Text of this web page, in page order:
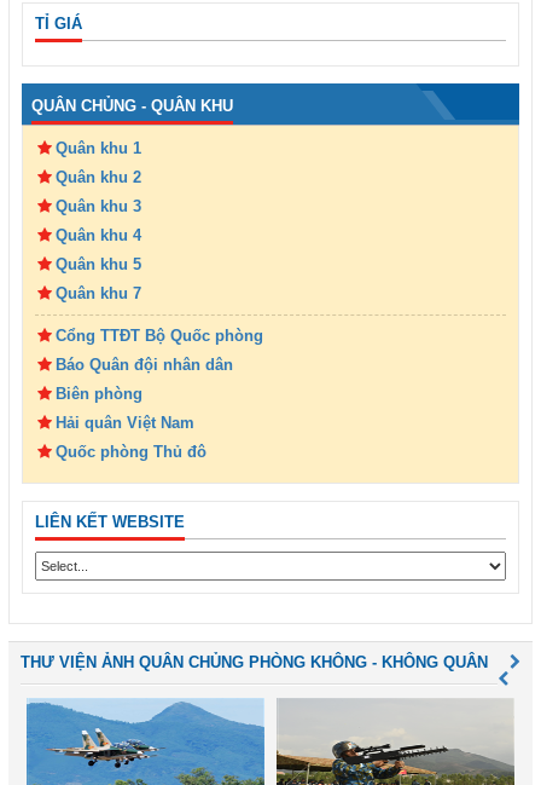
TỈ GIÁ
QUÂN CHỦNG - QUÂN KHU
Quân khu 1
Quân khu 2
Quân khu 3
Quân khu 4
Quân khu 5
Quân khu 7
Cổng TTĐT Bộ Quốc phòng
Báo Quân đội nhân dân
Biên phòng
Hải quân Việt Nam
Quốc phòng Thủ đô
LIÊN KẾT WEBSITE
THƯ VIỆN ẢNH QUÂN CHỦNG PHÒNG KHÔNG - KHÔNG QUÂN